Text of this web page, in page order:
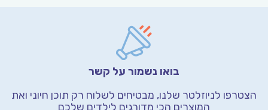
בואו נשמור על קשר
הצטרפו לניוזלטר שלנו, מבטיחים לשלוח רק תוכן חיוני ואת
המוצרים הכי מדורגים לילדים שלכם